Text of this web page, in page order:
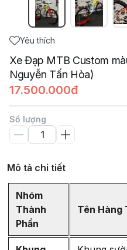
Yêu thích
Xe Đạp MTB Custom
Nguyễn Tấn Hòa)
17.500.000đ
Số lượng
Mô tả chi tiết
Nhóm
Thành
Phần
Tên Hàng